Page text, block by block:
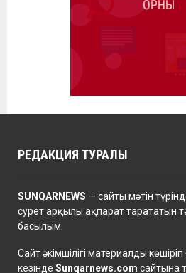
РЕДАКЦИЯ ТУРАЛЫ
SUNQARNEWS — сайты мәтін
сурет арқылы ақпарат тарататын
басылым.
Сайт әкімшілігі материалды көшіріп
кезінде Sunqarnews.com сайтына